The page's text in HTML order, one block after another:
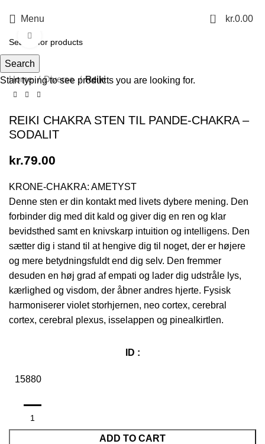
Menu 0 kr.0.00
Home Diverse Reiki
REIKI CHAKRA STEN TIL PANDE-CHAKRA –
SODALIT
kr.79.00
KRONE-CHAKRA: AMETYST
Denne sten er din kontakt med livets dybere mening. Den
forbinder dig med dit kald og giver dig en ren og klar
bevidsthed samt en knivskarp intuition og intelligens. Den
sætter dig i stand til at hengive dig til noget, der er højere
og mere betydningsfuldt end dig selv. Den fremmer
desuden en høj grad af empati og lader dig udstråle lys,
kærlighed og visdom, der åbner andres hjerte. Fysisk
harmoniserer violet storhjernen, neo cortex, cerebral
cortex, cerebral plexus, isselappen og pinealkirtlen.
ID :
15880
ADD TO CART
Search
Start typing to see products you are looking for.